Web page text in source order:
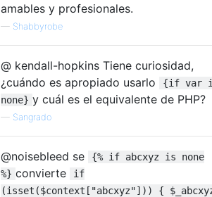
amables y profesionales.
— Shabbyrobe
@ kendall-hopkins Tiene curiosidad,
¿cuándo es apropiado usarlo
{if var
none} y cuál es el equivalente de PHP?
— Sangrado
@noisebleed se
{% if abcxyz is none
%} convierte
if
(isset($context["abcxyz"])) {